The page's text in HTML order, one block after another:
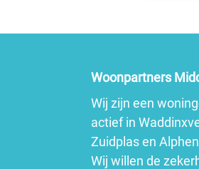
Woonpartners
Wij zijn een
actief in
Zuidplas en
Wij willen de